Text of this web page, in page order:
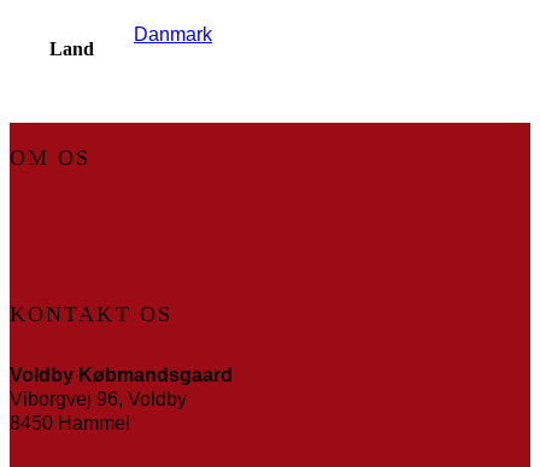
Land
Danmark
OM OS
KONTAKT OS
Voldby Købmandsgaard
Viborgvej 96, Voldby
8450 Hammel